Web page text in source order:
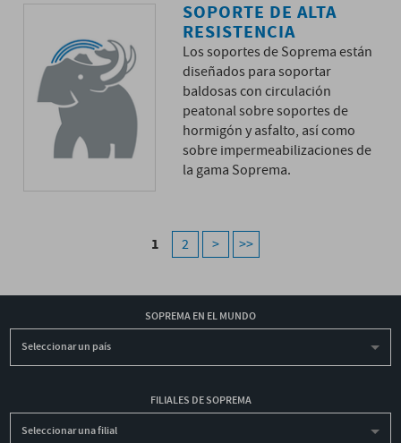
SOPORTE DE ALTA
RESISTENCIA
Los soportes de Soprema están
diseñados para soportar
baldosas con circulación
peatonal sobre soportes de
hormigón y asfalto, así como
sobre impermeabilizaciones de
la gama Soprema.
1 2 > >>
SOPREMA EN EL MUNDO
Seleccionar un país
FILIALES DE SOPREMA
Seleccionar una filial